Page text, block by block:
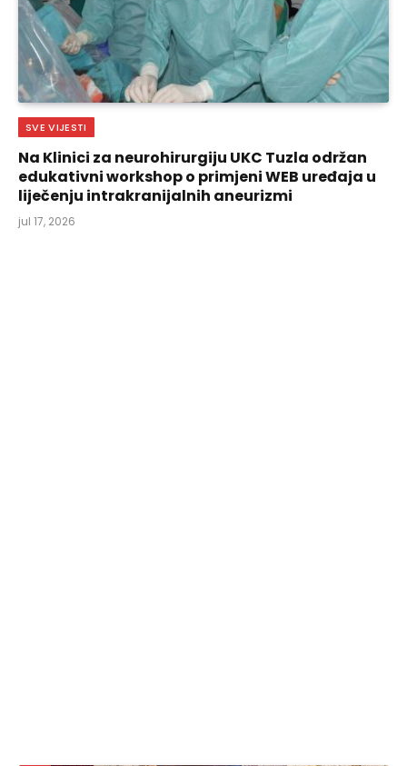
SVE VIJESTI
Na Klinici za neurohirurgiju UKC Tuzla održan
edukativni workshop o primjeni WEB uređaja u
liječenju intrakranijalnih aneurizmi
jul 17, 2026